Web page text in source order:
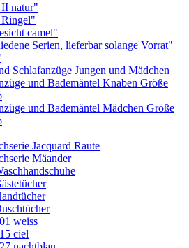
natur"
camel"
Serien, lieferbar solange Vorrat"
Schlafanzüge Jungen und Mädchen
und Bademäntel Knaben Größe
und Bademäntel Mädchen Größe
Jacquard Raute
Mäander
weiss
ciel